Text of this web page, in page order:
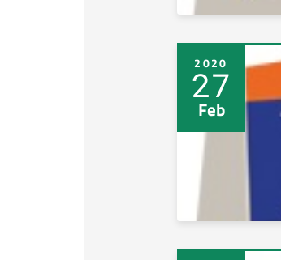
2020
27
Feb